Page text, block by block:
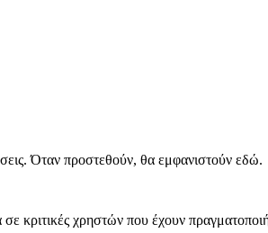
Όταν προστεθούν, θα εμφανιστούν εδώ.
σε κριτικές χρηστών που έχουν